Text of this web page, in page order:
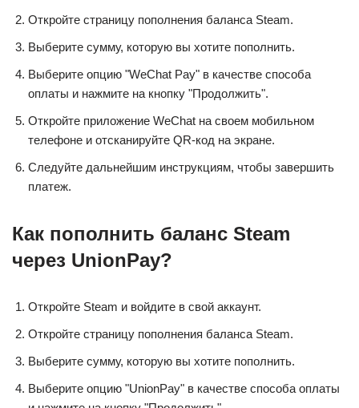
Откройте страницу пополнения баланса Steam.
Выберите сумму, которую вы хотите пополнить.
Выберите опцию "WeChat Pay" в качестве способа
оплаты и нажмите на кнопку "Продолжить".
Откройте приложение WeChat на своем мобильном
телефоне и отсканируйте QR-код на экране.
Следуйте дальнейшим инструкциям, чтобы завершить
платеж.
Как пополнить баланс Steam
через UnionPay?
Откройте Steam и войдите в свой аккаунт.
Откройте страницу пополнения баланса Steam.
Выберите сумму, которую вы хотите пополнить.
Выберите опцию "UnionPay" в качестве способа оплаты